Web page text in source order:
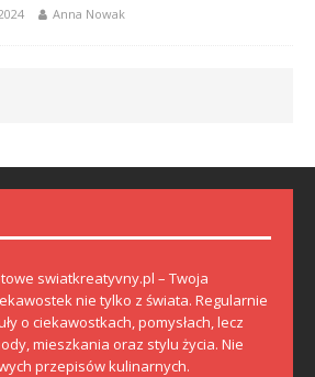
Anna Nowak
swiatkreatyvny.pl – Twoja
nie tylko z świata. Regularnie
o ciekawostkach, pomysłach, lecz
mieszkania oraz stylu życia. Nie
przepisów kulinarnych.